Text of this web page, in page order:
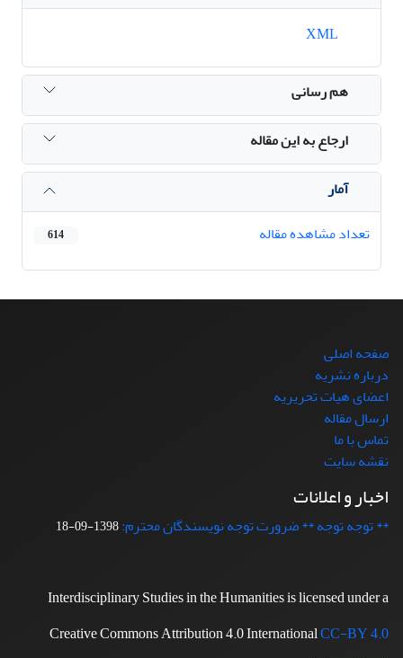
هم رسانی
ارجاع به این مقاله
آمار
تعداد مشاهده مقاله
614
صفحه اصلی
درباره نشریه
اعضای هیات تحریریه
ارسال مقاله
تماس با ما
نقشه سایت
اخبار و اعلانات
** توجه توجه ** ضرورت توجه نویسندگان محترم:1398-09-18
Interdisciplinary Studies in the Humanities is licensed under a
Creative Commons Attribution 4.0 InternationalCC-BY 4.0